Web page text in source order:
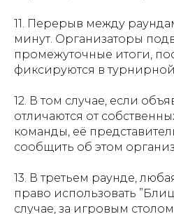
11. Перерыв между
минут. Организаторы
промежуточные итоги,
фиксируются в
12. В том случае, если
отличаются от
команды, её
сообщить об этом
13. В третьем раунде,
право использовать
случае, за игровым столом